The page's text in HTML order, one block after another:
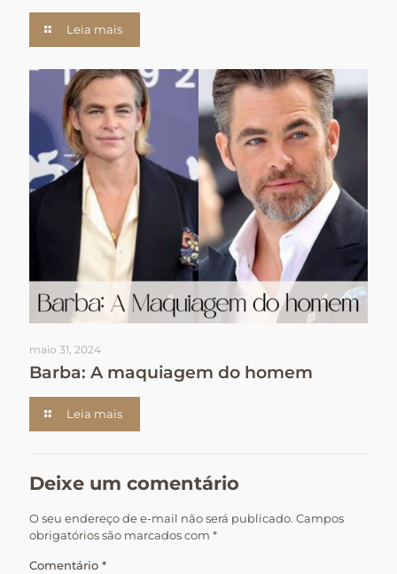
Leia mais
maio 31, 2024
Barba: A maquiagem do homem
Leia mais
Deixe um comentário
O seu endereço de e-mail não será publicado. Campos
obrigatórios são marcados com *
Comentário *